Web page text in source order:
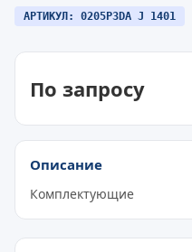
АРТИКУЛ: 0205P3DA J 1401
По запросу
Описание
Комплектующие